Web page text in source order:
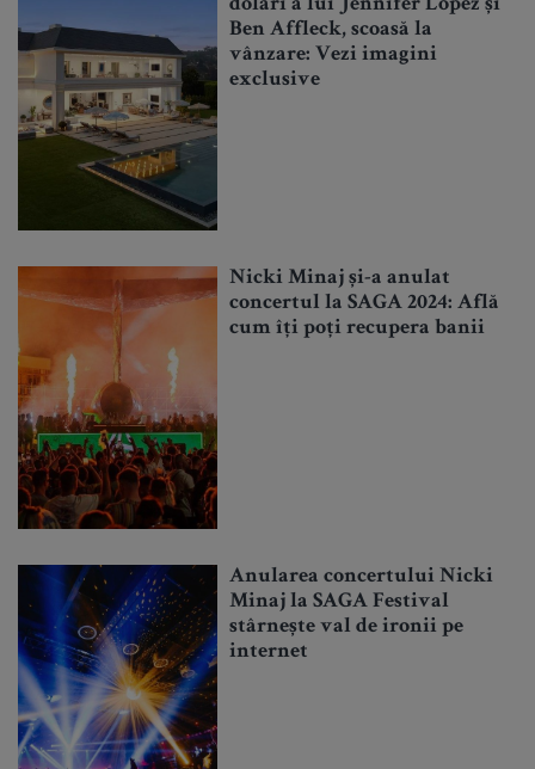
dolari a lui Jennifer Lopez și
Ben Affleck, scoasă la
vânzare: Vezi imagini
exclusive
Nicki Minaj și-a anulat
concertul la SAGA 2024: Află
cum îți poți recupera banii
Anularea concertului Nicki
Minaj la SAGA Festival
stârnește val de ironii pe
internet